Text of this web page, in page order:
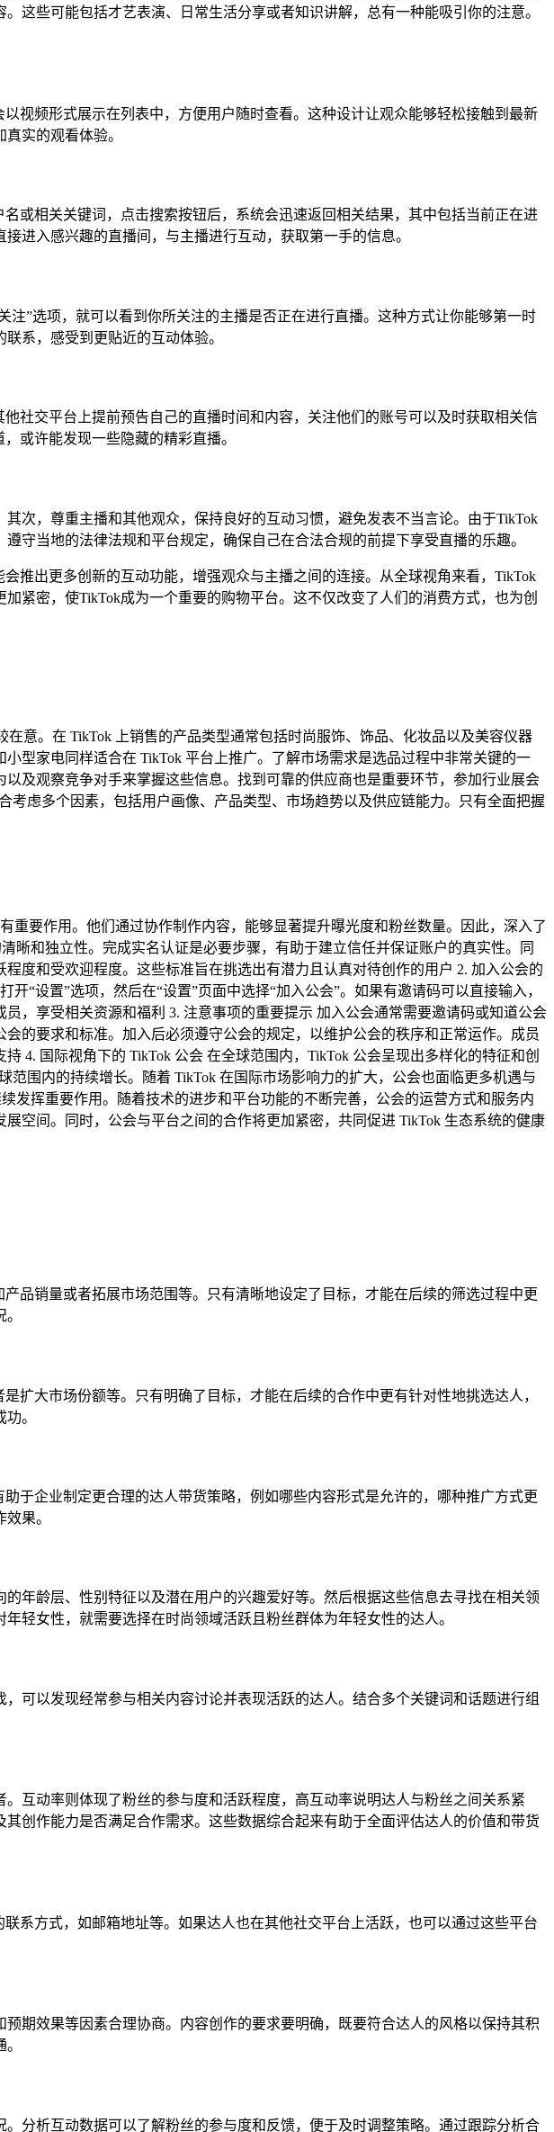
这些可能包括才艺表演、日常生活分享或者知识讲解，总有一种能吸引你的注意。
视频形式展示在列表中，方便用户随时查看。这种设计让观众能够轻松接触到最新
实的观看体验。
或相关关键词，点击搜索按钮后，系统会迅速返回相关结果，其中包括当前正在进
进入感兴趣的直播间，与主播进行互动，获取第一手的信息。
”选项，就可以看到你所关注的主播是否正在进行直播。这种方式让你能够第一时
系，感受到更贴近的互动体验。
社交平台上提前预告自己的直播时间和内容，关注他们的账号可以及时获取相关信
或许能发现一些隐藏的精彩直播。
次，尊重主播和其他观众，保持良好的互动习惯，避免发表不当言论。由于TikTok
守当地的法律法规和平台规定，确保自己在合法合规的前提下享受直播的乐趣。
推出更多创新的互动功能，增强观众与主播之间的连接。从全球视角来看，TikTok
紧密，使TikTok成为一个重要的购物平台。这不仅改变了人们的消费方式，也为创
意。在 TikTok 上销售的产品类型通常包括时尚服饰、饰品、化妆品以及美容仪器
型家电同样适合在 TikTok 平台上推广。了解市场需求是选品过程中非常关键的一
及观察竞争对手来掌握这些信息。找到可靠的供应商也是重要环节，参加行业展会
虑多个因素，包括用户画像、产品类型、市场趋势以及供应链能力。只有全面把握
重要作用。他们通过协作制作内容，能够显著提升曝光度和粉丝数量。因此，深入了
晰和独立性。完成实名认证是必要步骤，有助于建立信任并保证账户的真实性。同
度和受欢迎程度。这些标准旨在挑选出有潜力且认真对待创作的用户 2. 加入公会的
“设置”选项，然后在“设置”页面中选择“加入公会”。如果有邀请码可以直接输入，
，享受相关资源和福利 3. 注意事项的重要提示 加入公会通常需要邀请码或知道公会
的要求和标准。加入后必须遵守公会的规定，以维护公会的秩序和正常运作。成员
4. 国际视角下的 TikTok 公会 在全球范围内，TikTok 公会呈现出多样化的特征和创
围内的持续增长。随着 TikTok 在国际市场影响力的扩大，公会也面临更多机遇与
发挥重要作用。随着技术的进步和平台功能的不断完善，公会的运营方式和服务内
空间。同时，公会与平台之间的合作将更加紧密，共同促进 TikTok 生态系统的健康
品销量或者拓展市场范围等。只有清晰地设定了目标，才能在后续的筛选过程中更
扩大市场份额等。只有明确了目标，才能在后续的合作中更有针对性地挑选达人，
。
于企业制定更合理的达人带货策略，例如哪些内容形式是允许的，哪种推广方式更
果。
年龄层、性别特征以及潜在用户的兴趣爱好等。然后根据这些信息去寻找在相关领
轻女性，就需要选择在时尚领域活跃且粉丝群体为年轻女性的达人。
可以发现经常参与相关内容讨论并表现活跃的达人。结合多个关键词和话题进行组
互动率则体现了粉丝的参与度和活跃程度，高互动率说明达人与粉丝之间关系紧
创作能力是否满足合作需求。这些数据综合起来有助于全面评估达人的价值和带货
系方式，如邮箱地址等。如果达人也在其他社交平台上活跃，也可以通过这些平台
期效果等因素合理协商。内容创作的要求要明确，既要符合达人的风格以保持其积
分析互动数据可以了解粉丝的参与度和反馈，便于及时调整策略。通过跟踪分析合